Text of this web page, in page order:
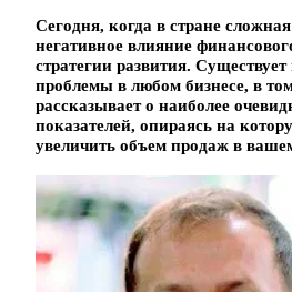
Сегодня, когда в стране
негативное влияние
стратегии развития.
проблемы в любом бизнесе, в
рассказывает о наиболее
показателей, опираясь на
увеличить объем продаж в